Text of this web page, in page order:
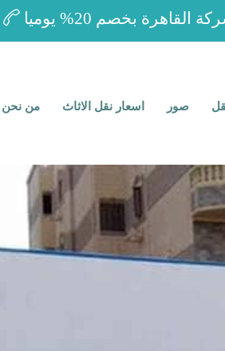
القاهرة بخصم 20% يوميا
صور اسعار نقل الاثاث من نحن